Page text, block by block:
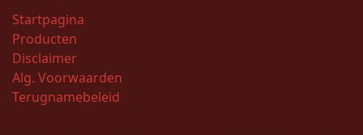
Startpagina
Producten
Disclaimer
Alg. Voorwaarden
Terugnamebeleid